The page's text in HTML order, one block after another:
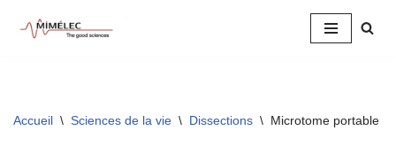
Accueil \ Sciences de la vie \ Dissections \ Microtome portable